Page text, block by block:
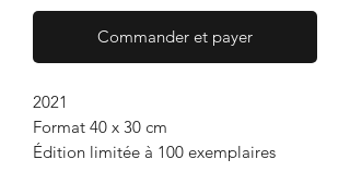
Commander et payer
2021
Format 40 x 30 cm
Édition limitée à 100 exemplaires